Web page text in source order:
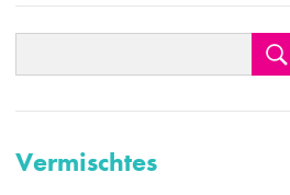
Vermischtes